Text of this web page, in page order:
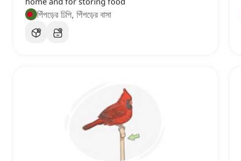
পিঁপড়ের ঢিপি, পিঁপড়ের বাসা